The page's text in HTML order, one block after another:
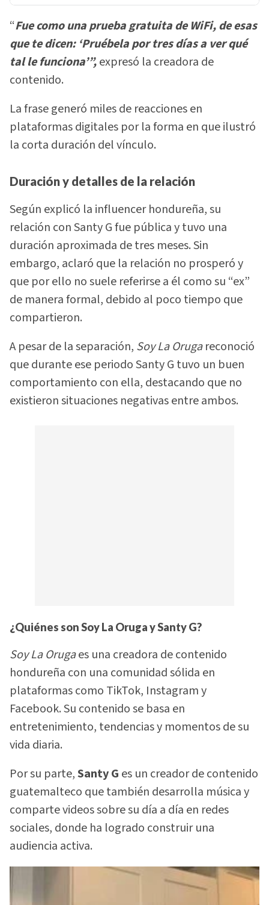
“Fue como una prueba gratuita de WiFi, de esas
que te dicen: ‘Pruébela por tres días a ver qué
tal le funciona’”,expresó la creadora de
contenido.
La frase generó miles de reacciones en
plataformas digitales por la forma en que ilustró
la corta duración del vínculo.
Duración y detalles de la relación
Según explicó la influencer hondureña, su
relación con Santy G fue pública y tuvo una
duración aproximada de tres meses. Sin
embargo, aclaró que la relación no prosperó y
que por ello no suele referirse a él como su “ex”
de manera formal, debido al poco tiempo que
compartieron.
A pesar de la separación, Soy La Orugareconoció
que durante ese periodo Santy G tuvo un buen
comportamiento con ella, destacando que no
existieron situaciones negativas entre ambos.
¿Quiénes son Soy La Oruga y Santy G?
Soy La Orugaes una creadora de contenido
hondureña con una comunidad sólida en
plataformas como TikTok, Instagram y
Facebook. Su contenido se basa en
entretenimiento, tendencias y momentos de su
vida diaria.
Por su parte,Santy G es un creador de contenido
guatemalteco que también desarrolla música y
comparte videos sobre su día a día en redes
sociales, donde ha logrado construir una
audiencia activa.